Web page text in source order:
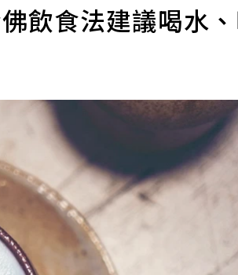
飲食法建議喝水